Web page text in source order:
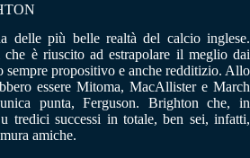
delle più belle realtà del calcio inglese.
è riuscito ad estrapolare il meglio dai
sempre propositivo e anche redditizio. Allo
essere Mitoma, MacAllister e March
punta, Ferguson. Brighton che, in
tredici successi in totale, ben sei, infatti,
amiche.